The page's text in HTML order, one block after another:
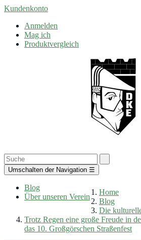
Kundenkonto
Anmelden
Mag ich
Produktvergleich
Umschalten der Navigation ☰
Blog
Über unseren Verein
Home
Blog
Die
Trotz Regen eine große Freude in
das 10. Großgörschen Straßenfest